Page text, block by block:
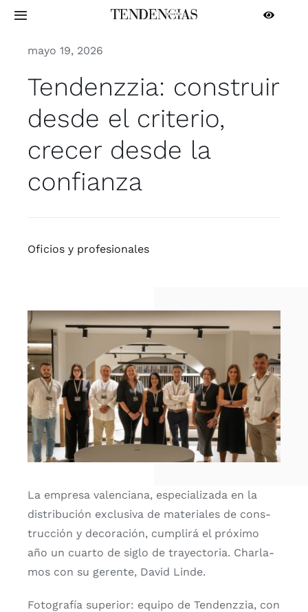
Saltar
contenido
Toggle
ARQUITECTURA
INTERIORISMO
CONTRACT
CONTACTO
mayo 19, 2026
Tendenzzia: construir
desde el criterio,
crecer desde la
confianza
Ofi­cios y pro­fe­sio­na­les
La empre­sa valen­cia­na, espe­cia­li­za­da en la
dis­tri­bu­ción exclu­si­va de mate­ria­les de cons­
truc­ción y deco­ra­ción, cum­pli­rá el pró­xi­mo
año un cuar­to de siglo de tra­yec­to­ria. Char­la­
mos con su geren­te, David Lin­de.
Foto­gra­fía supe­rior: equi­po de Ten­denz­zia, con